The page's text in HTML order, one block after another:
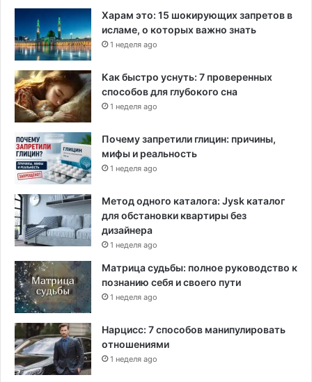
й
е
э
к
п
е
т
Харам это: 15 шокирующих запретов в
исламе, о которых важно знать
1 неделя ago
Как быстро уснуть: 7 проверенных
способов для глубокого сна
1 неделя ago
Почему запретили глицин: причины,
мифы и реальность
1 неделя ago
Метод одного каталога: Jysk каталог
для обстановки квартиры без
дизайнера
1 неделя ago
Матрица судьбы: полное руководство к
познанию себя и своего пути
1 неделя ago
Нарцисс: 7 способов манипулировать
отношениями
1 неделя ago